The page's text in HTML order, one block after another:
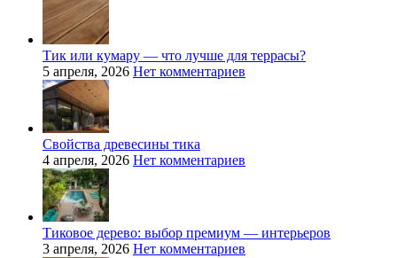
Тик или кумару — что лучше для террасы?
5 апреля, 2026 Нет комментариев
Свойства древесины тика
4 апреля, 2026 Нет комментариев
Тиковое дерево: выбор премиум — интерьеров
3 апреля, 2026 Нет комментариев